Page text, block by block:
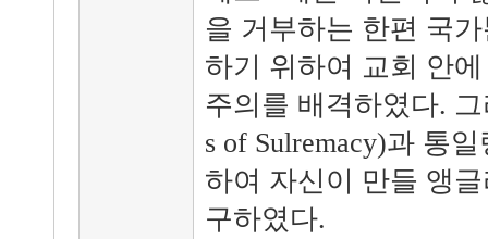
을 거부하는 한편 국
하기 위하여 교회 안
주의를 배격하였다.
s of Sulremacy)과 통
하여 자신이 만들 앵
구하였다.